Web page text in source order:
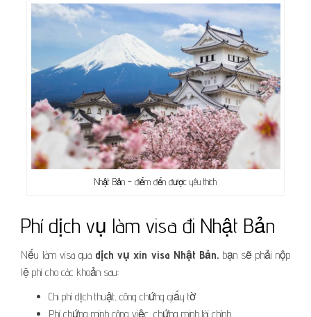
Nhật Bản – điểm đến được yêu thích
Phí dịch vụ làm visa đi Nhật Bản
Nếu làm visa qua dịch vụ xin visa Nhật Bản, bạn sẽ phải nộp
lệ phí cho các khoản sau:
Chi phí dịch thuật, công chứng giấy tờ
Phí chứng minh công việc, chứng minh tài chính